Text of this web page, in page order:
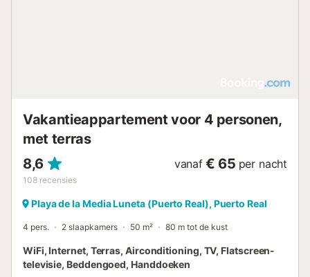
Vakantieappartement voor 4 personen,
met terras
8,6
108 recensies
vanaf € 65 per nacht
Playa de la Media Luneta (Puerto Real), Puerto Real
4 pers. 2 slaapkamers 50 m² 80 m tot de kust
WiFi, Internet, Terras, Airconditioning, TV, Flatscreen-
televisie, Beddengoed, Handdoeken